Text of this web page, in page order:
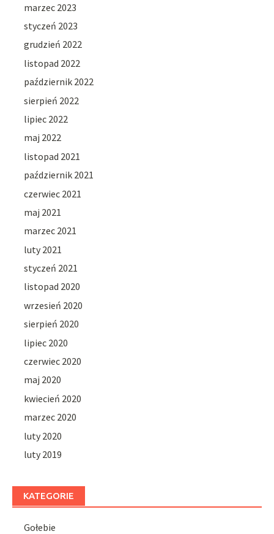
marzec 2023
styczeń 2023
grudzień 2022
listopad 2022
październik 2022
sierpień 2022
lipiec 2022
maj 2022
listopad 2021
październik 2021
czerwiec 2021
maj 2021
marzec 2021
luty 2021
styczeń 2021
listopad 2020
wrzesień 2020
sierpień 2020
lipiec 2020
czerwiec 2020
maj 2020
kwiecień 2020
marzec 2020
luty 2020
luty 2019
KATEGORIE
Gołebie